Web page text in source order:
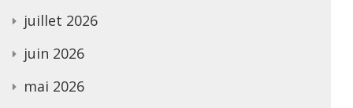
juillet 2026
juin 2026
mai 2026